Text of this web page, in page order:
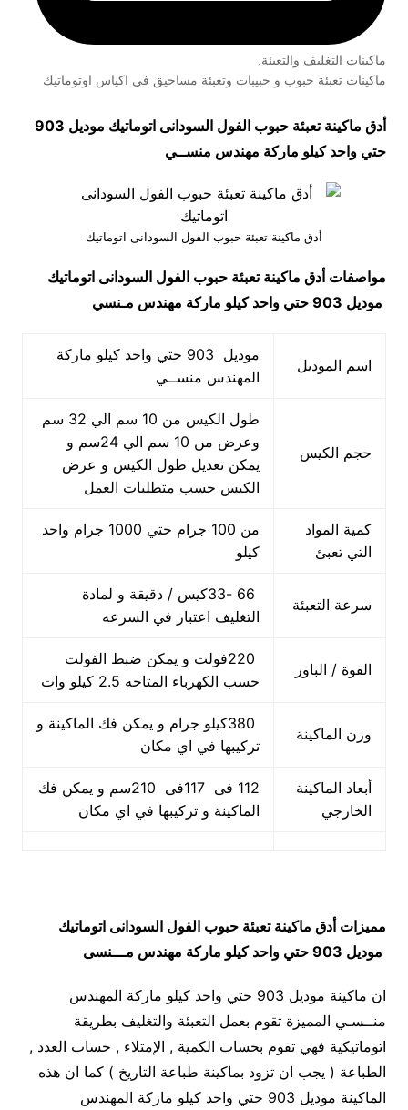
ماكينات التغليف والتعبئة,
ماكينات تعبئة حبوب و حبيبات وتعبئة مساحيق في اكياس اوتوماتيك
أدق ماكينة تعبئة حبوب الفول السودانى اتوماتيك موديل 903
حتي واحد كيلو ماركة مهندس منســي
أدق ماكينة تعبئة حبوب الفول السودانى اتوماتيك
مواصفات أدق ماكينة تعبئة حبوب الفول السودانى اتوماتيك
موديل 903 حتي واحد كيلو ماركة مهندس مـنسي
اسم الموديل
موديل 903 حتي واحد كيلو ماركة
المهندس منســي
حجم الكيس
طول الكيس من 10 سم الي 32 سم
وعرض من 10 سم الي 24سم و
يمكن تعديل طول الكيس و عرض
الكيس حسب متطلبات العمل
كمية المواد
التي تعبئ
من 100 جرام حتي 1000 جرام واحد
كيلو
سرعة التعبئة
66 -33كيس / دقيقة و لمادة
التغليف اعتبار في السرعه
القوة / الباور
220فولت و يمكن ضبط الفولت
حسب الكهرباء المتاحه 2.5 كيلو وات
وزن الماكينة
380كيلو جرام و يمكن فك الماكينة و
تركيبها في اي مكان
أبعاد الماكينة
الخارجي
112 فى 117فى 210سم و يمكن فك
الماكينة و تركيبها في اي مكان
مميزات أدق ماكينة تعبئة حبوب الفول السودانى اتوماتيك
موديل 903 حتي واحد كيلو ماركة مهندس مـــنسى
ان ماكينة موديل 903 حتي واحد كيلو ماركة المهندس
منــسـي المميزة تقوم بعمل التعبئة والتغليف بطريقة
اتوماتيكية فهي تقوم بحساب الكمية , الإمتلاء , حساب العدد ,
الطباعة ( يجب ان تزود بماكينة طباعة التاريخ ) كما ان هذه
الماكينة موديل 903 حتي واحد كيلو ماركة المهندس